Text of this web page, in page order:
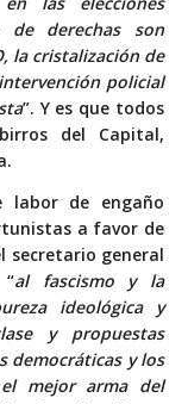
de derechas son
la cristalización de
policial
”. Y es que todos
del Capital,
labor de engaño
a favor de
secretario general
al fascismo y la
ideológica y
y propuestas
democráticas y los
mejor arma del